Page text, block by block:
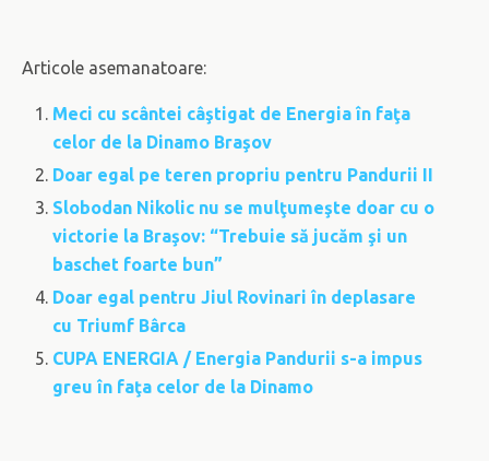
Articole asemanatoare:
Meci cu scântei câştigat de Energia în faţa
celor de la Dinamo Braşov
Doar egal pe teren propriu pentru Pandurii II
Slobodan Nikolic nu se mulţumeşte doar cu o
victorie la Braşov: “Trebuie să jucăm şi un
baschet foarte bun”
Doar egal pentru Jiul Rovinari în deplasare
cu Triumf Bârca
CUPA ENERGIA / Energia Pandurii s-a impus
greu în faţa celor de la Dinamo